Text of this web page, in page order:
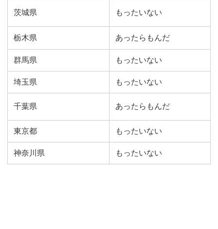
茨城県 もったいない
栃木県 あったらもんだ
群馬県 もったいない
埼玉県 もったいない
千葉県 あったらもんだ
東京都 もったいない
神奈川県 もったいない